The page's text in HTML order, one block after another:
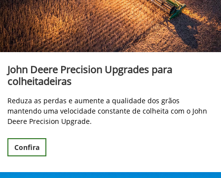
John Deere Precision Upgrades para
colheitadeiras
Reduza as perdas e aumente a qualidade dos grãos
mantendo uma velocidade constante de colheita com o John
Deere Precision Upgrade.
Confira